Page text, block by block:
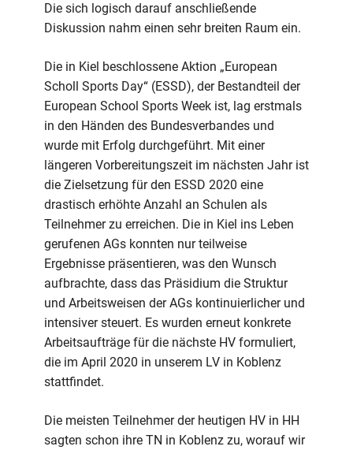
Die sich logisch darauf anschließende
Diskussion nahm einen sehr breiten Raum ein.
Die in Kiel beschlossene Aktion „European
Scholl Sports Day“ (ESSD), der Bestandteil der
European School Sports Week ist, lag erstmals
in den Händen des Bundesverbandes und
wurde mit Erfolg durchgeführt. Mit einer
längeren Vorbereitungszeit im nächsten Jahr ist
die Zielsetzung für den ESSD 2020 eine
drastisch erhöhte Anzahl an Schulen als
Teilnehmer zu erreichen. Die in Kiel ins Leben
gerufenen AGs konnten nur teilweise
Ergebnisse präsentieren, was den Wunsch
aufbrachte, dass das Präsidium die Struktur
und Arbeitsweisen der AGs kontinuierlicher und
intensiver steuert. Es wurden erneut konkrete
Arbeitsaufträge für die nächste HV formuliert,
die im April 2020 in unserem LV in Koblenz
stattfindet.
Die meisten Teilnehmer der heutigen HV in HH
sagten schon ihre TN in Koblenz zu, worauf wir